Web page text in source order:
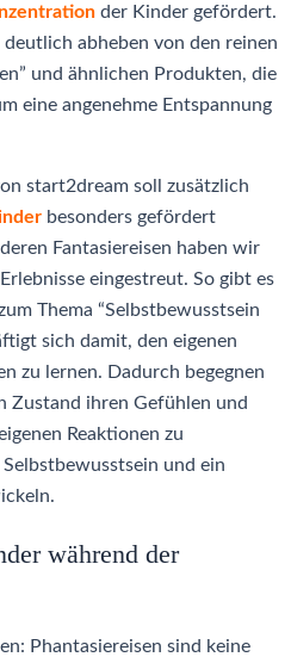
der Kinder gefördert.
abheben von den reinen
und ähnlichen Produkten, die
eine angenehme Entspannung
start2dream soll zusätzlich
besonders gefördert
Fantasiereisen haben wir
eingestreut. So gibt es
Thema “Selbstbewusstsein
sich damit, den eigenen
zu lernen. Dadurch begegnen
Zustand ihren Gefühlen und
Reaktionen zu
und ein
während der
Phantasiereisen sind keine